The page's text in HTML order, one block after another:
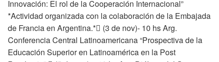
Innovación: El rol de la Cooperación Internacional”
*Actividad organizada con la colaboración de la Embajada
de Francia en Argentina.* (3 de nov)- 10 hs Arg.
Conferencia Central Latinoamericana “Prospectiva de la
Educación Superior en Latinoamérica en la Post